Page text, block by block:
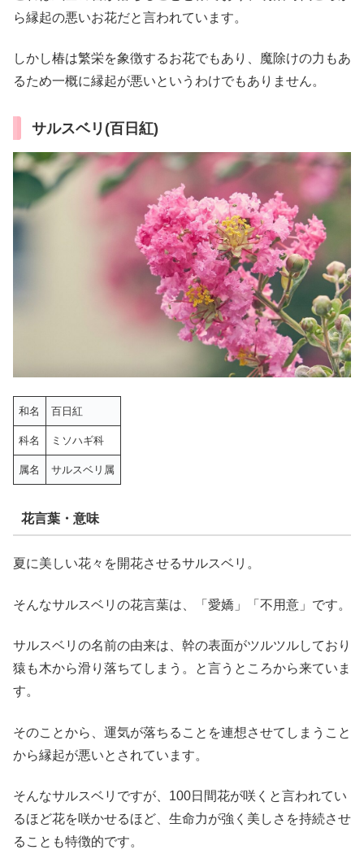
ら縁起の悪いお花だと言われています。
しかし椿は繁栄を象徴するお花でもあり、魔除けの力もあ
るため一概に縁起が悪いというわけでもありません。
サルスベリ(百日紅)
和名 百日紅
科名 ミソハギ科
属名 サルスベリ属
花言葉・意味
夏に美しい花々を開花させるサルスベリ。
そんなサルスベリの花言葉は、「愛嬌」「不用意」です。
サルスベリの名前の由来は、幹の表面がツルツルしており
猿も木から滑り落ちてしまう。と言うところから来ていま
す。
そのことから、運気が落ちることを連想させてしまうこと
から縁起が悪いとされています。
そんなサルスベリですが、100日間花が咲くと言われてい
るほど花を咲かせるほど、生命力が強く美しさを持続させ
ることも特徴的です。